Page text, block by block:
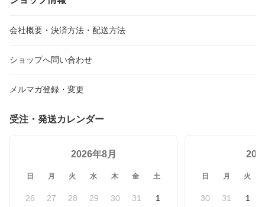
会社概要・決済方法・配送方法
ショップへ問い合わせ
メルマガ登録・変更
受注・発送カレンダー
2026年8月
日 月 火 水 木 金 土
26 27 28 29 30 31 1
日 月 火
30 31 1